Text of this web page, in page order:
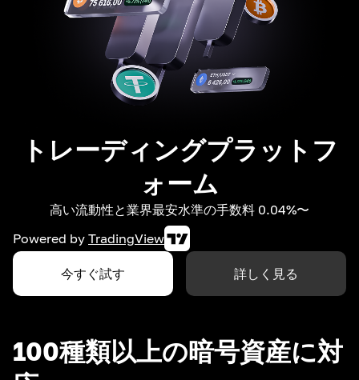
トレーディングプラットフ
ォーム
高い流動性と業界最安水準の手数料 0.04%〜
Powered by TradingView
今すぐ試す 詳しく見る
100種類以上の暗号資産に対